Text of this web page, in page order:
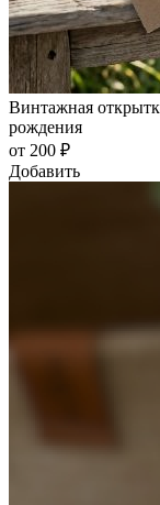
Винтажная
рождения
от 200 ₽
Добавить